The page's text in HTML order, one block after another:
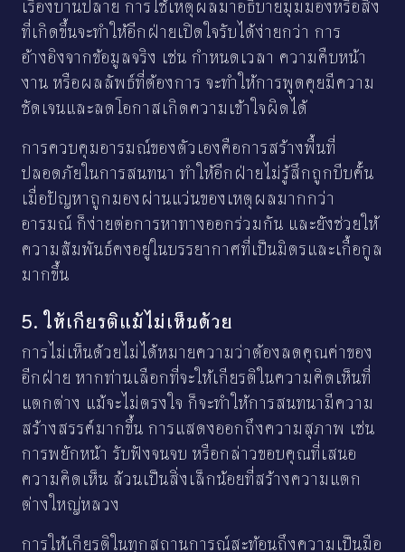
เรื่องบานปลาย การใช้เหตุผลมาอธิบายมุมมองหรือสิ่ง
ที่เกิดขึ้นจะทำให้อีกฝ่ายเปิดใจรับได้ง่ายกว่า การ
อ้างอิงจากข้อมูลจริง เช่น กำหนดเวลา ความคืบหน้า
งาน หรือผลลัพธ์ที่ต้องการ จะทำให้การพูดคุยมีความ
ชัดเจนและลดโอกาสเกิดความเข้าใจผิดได้
การควบคุมอารมณ์ของตัวเองคือการสร้างพื้นที่
ปลอดภัยในการสนทนา ทำให้อีกฝ่ายไม่รู้สึกถูกบีบคั้น
เมื่อปัญหาถูกมองผ่านแว่นของเหตุผลมากกว่า
อารมณ์ ก็ง่ายต่อการหาทางออกร่วมกัน และยังช่วยให้
ความสัมพันธ์คงอยู่ในบรรยากาศที่เป็นมิตรและเกื้อกูล
มากขึ้น
5. ให้เกียรติแม้ไม่เห็นด้วย
การไม่เห็นด้วยไม่ได้หมายความว่าต้องลดคุณค่าของ
อีกฝ่าย หากท่านเลือกที่จะให้เกียรติในความคิดเห็นที่
แตกต่าง แม้จะไม่ตรงใจ ก็จะทำให้การสนทนามีความ
สร้างสรรค์มากขึ้น การแสดงออกถึงความสุภาพ เช่น
การพยักหน้า รับฟังจนจบ หรือกล่าวขอบคุณที่เสนอ
ความคิดเห็น ล้วนเป็นสิ่งเล็กน้อยที่สร้างความแตก
ต่างใหญ่หลวง
การให้เกียรติในทุกสถานการณ์สะท้อนถึงความเป็นมือ